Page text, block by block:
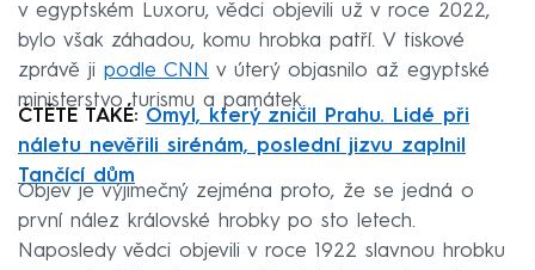
v egyptském Luxoru, vědci objevili už v roce 2022,
bylo však záhadou, komu hrobka patří. V tiskové
zprávě ji podle CNN v úterý objasnilo až egyptské
ministerstvo turismu a památek.
ČTĚTE TAKÉ: Omyl, který zničil Prahu. Lidé při
náletu nevěřili sirénám, poslední jizvu zaplnil
Tančící dům
Objev je výjimečný zejména proto, že se jedná o
první nález královské hrobky po sto letech.
Naposledy vědci objevili v roce 1922 slavnou hrobku